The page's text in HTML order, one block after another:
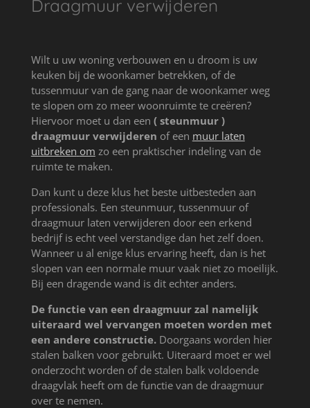
Draagmuur verwijderen
Wilt u uw woning verbouwen en u droom is uw
keuken bij de woonkamer betrekken, of de
tussenmuur van de gang naar de woonkamer weg
te slopen om zo meer woonruimte te creëren?
Hiervoor moet u dan een ( steunmuur )
draagmuur verwijderen of een muur laten
uitbreken om zo een praktischer indeling van de
ruimte te maken.
Dan kunt u deze klus het beste uitbesteden aan
professionals. Een steunmuur, tussenmuur of
draagmuur laten verwijderen door een erkend
bedrijf is echt veel verstandige dan het zelf doen.
Wanneer u al enige klus ervaring heeft, dan is het
slopen van een normale muur vaak niet zo moeilijk.
Bij een dragende wand is dit echter anders.
De functie van een draagmuur zal namelijk
uiteraard wel vervangen moeten worden met
een andere constructie. Doorgaans worden hier
stalen balken voor gebruikt. Uiteraard moet er wel
onderzocht worden of de stalen balk voldoende
draagvlak heeft om de functie van de draagmuur
over te nemen.